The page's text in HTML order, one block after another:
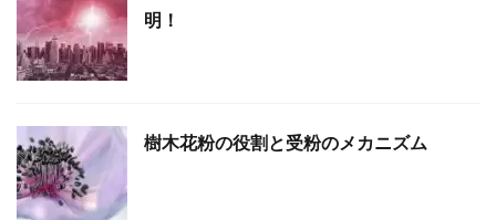
明！
樹木花粉の役割と受粉のメカニズム